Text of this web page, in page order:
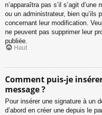
n’apparaîtra pas s’il s’agit
ou un administrateur, bien qu’ils
concernant leur modification.
ne peuvent pas supprimer leur
publiée.
Haut
Comment puis-je
message ?
Pour insérer une signature à un
d’abord en créer une depuis le